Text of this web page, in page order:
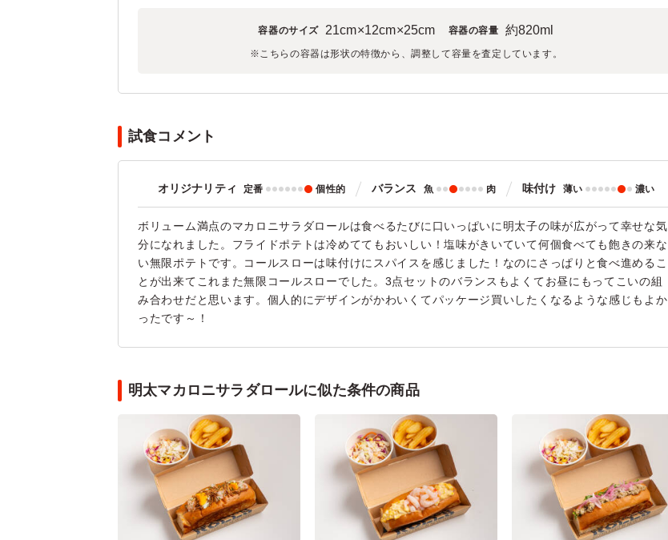
容器のサイズ 21cm×12cm×25cm 容器の容量 約820ml
※こちらの容器は形状の特徴から、調整して容量を査定しています。
試食コメント
オリジナリティ 定番 個性的 バランス 魚 肉 味付け 薄い 濃い
ボリューム満点のマカロニサラダロールは食べるたびに口いっぱいに明太子の味が広がって幸せな気
分になれました。フライドポテトは冷めててもおいしい！塩味がきいていて何個食べても飽きの来な
い無限ポテトです。コールスローは味付けにスパイスを感じました！なのにさっぱりと食べ進めるこ
とが出来てこれまた無限コールスローでした。3点セットのバランスもよくてお昼にもってこいの組
み合わせだと思います。個人的にデザインがかわいくてパッケージ買いしたくなるような感じもよか
ったです～！
明太マカロニサラダロールに似た条件の商品